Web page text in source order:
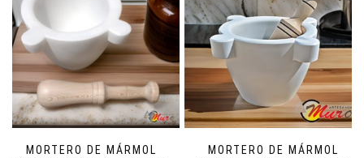
MORTERO DE MÁRMOL
MORTERO DE MÁRMOL